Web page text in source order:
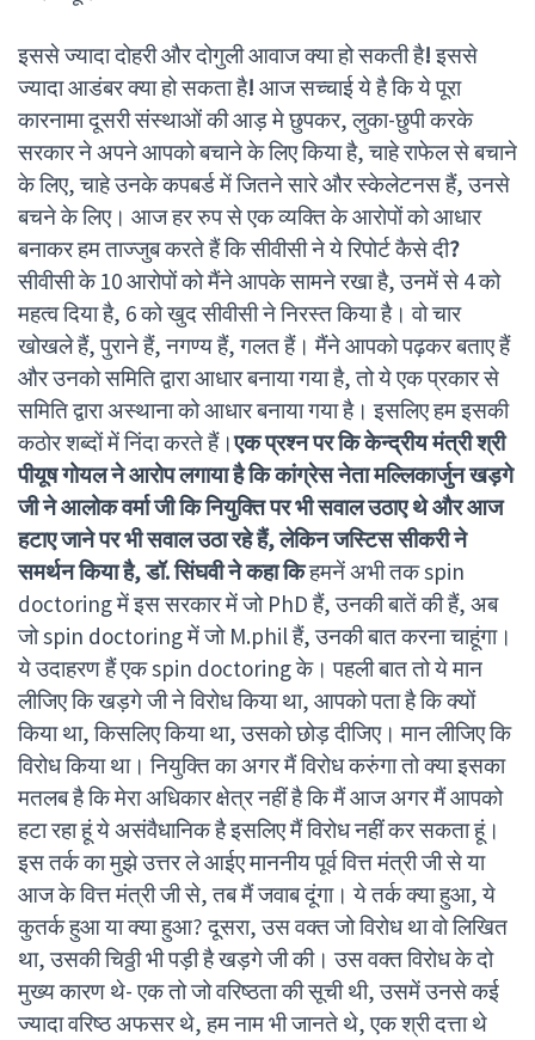
इससे ज्यादा दोहरी और दोगुली आवाज क्या हो सकती है!इससे
ज्यादा आडंबर क्या हो सकता है! आज सच्चाई ये है कि ये पूरा
कारनामा दूसरी संस्थाओं की आड़ मे छुपकर, लुका-छुपी करके
सरकार ने अपने आपको बचाने के लिए किया है, चाहे राफेल से बचाने
के लिए, चाहे उनके कपबर्ड में जितने सारे और स्केलेटनस हैं, उनसे
बचने के लिए। आज हर रुप से एक व्यक्ति के आरोपों को आधार
बनाकर हम ताज्जुब करते हैं कि सीवीसी ने ये रिपोर्ट कैसे दी?
सीवीसी के 10 आरोपों को मैंने आपके सामने रखा है, उनमें से 4 को
महत्व दिया है, 6 को खुद सीवीसी ने निरस्त किया है। वो चार
खोखले हैं, पुराने हैं, नगण्य हैं, गलत हैं। मैंने आपको पढ़कर बताए हैं
और उनको समिति द्वारा आधार बनाया गया है, तो ये एक प्रकार से
समिति द्वारा अस्थाना को आधार बनाया गया है। इसलिए हम इसकी
कठोर शब्दों में निंदा करते हैं।एक प्रश्न पर कि केन्द्रीय मंत्री श्री
पीयूष गोयल ने आरोप लगाया है कि कांग्रेस नेता मल्लिकार्जुन खड़गे
जी ने आलोक वर्मा जी कि नियुक्ति पर भी सवाल उठाए थे और आज
हटाए जाने पर भी सवाल उठा रहे हैं, लेकिन जस्टिस सीकरी ने
समर्थन किया है, डॉ. सिंघवी ने कहाकिहमनें अभी तक spin
doctoring में इस सरकार में जो PhD हैं, उनकी बातें की हैं, अब
जो spin doctoring में जो M.phil हैं, उनकी बात करना चाहूंगा।
ये उदाहरण हैं एक spin doctoring के। पहली बात तो ये मान
लीजिए कि खड़गे जी ने विरोध किया था, आपको पता है कि क्यों
किया था, किसलिए किया था, उसको छोड़ दीजिए। मान लीजिए कि
विरोध किया था। नियुक्ति का अगर मैं विरोध करुंगा तो क्या इसका
मतलब है कि मेरा अधिकार क्षेत्र नहीं है कि मैं आज अगर मैं आपको
हटा रहा हूं ये असंवैधानिक है इसलिए मैं विरोध नहीं कर सकता हूं।
इस तर्क का मुझे उत्तर ले आईए माननीय पूर्व वित्त मंत्री जी से या
आज के वित्त मंत्री जी से, तब मैं जवाब दूंगा। ये तर्क क्या हुआ, ये
कुतर्क हुआ या क्या हुआ? दूसरा, उस वक्त जो विरोध था वो लिखित
था, उसकी चिठ्ठी भी पड़ी है खड़गे जी की। उस वक्त विरोध के दो
मुख्य कारण थे- एक तो जो वरिष्ठता की सूची थी, उसमें उनसे कई
ज्यादा वरिष्ठ अफसर थे, हम नाम भी जानते थे, एक श्री दत्ता थे